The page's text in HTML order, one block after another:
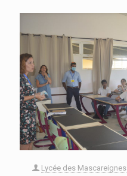
Lycée des Mascareignes